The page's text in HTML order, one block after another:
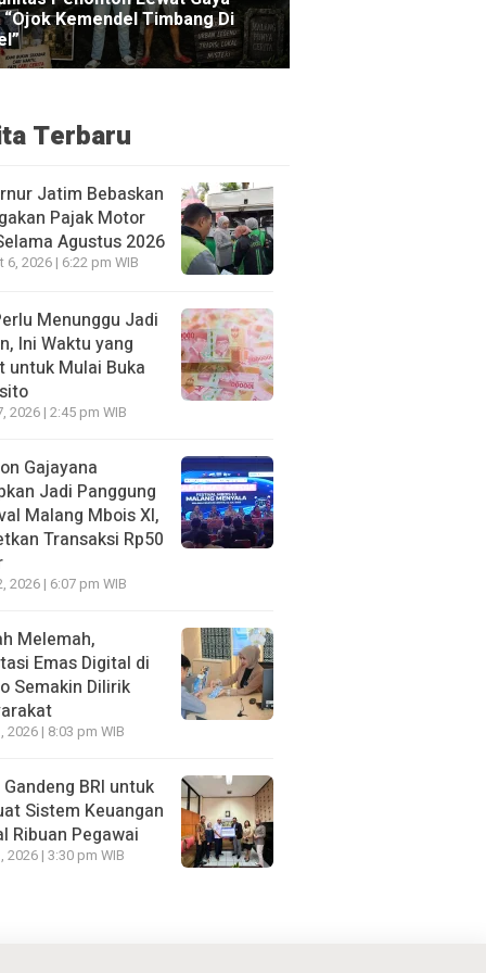
Terbaru
Jatim Bebaskan
Pajak Motor
Agustus 2026
6, 2026 | 6:22 pm WIB
Menunggu Jadi
Ini Waktu yang
untuk Mulai Buka
2026 | 2:45 pm WIB
Gajayana
Jadi Panggung
Malang Mbois XI,
Transaksi Rp50
2026 | 6:07 pm WIB
Melemah,
Emas Digital di
Semakin Dilirik
2026 | 8:03 pm WIB
BRI untuk
Sistem Keuangan
Ribuan Pegawai
2026 | 3:30 pm WIB